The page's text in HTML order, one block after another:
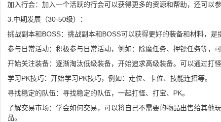
加入行会：加入一个活跃的行会可以获得更多的资源和帮助，还可以
3.中期发展（30-50级）：
挑战副本和BOSS：挑战副本和BOSS可以获得更好的装备和材料，是
参与日常活动：积极参与日常活动，例如：除魔任务、押镖任务等，
开始关注装备：逐渐淘汰低级装备，开始追求高级装备。可以通过打
学习PK技巧：开始学习PK技巧，例如：走位、卡位、技能连招等。
寻找稳定的队伍：寻找稳定的队伍，一起打怪、打宝、PK。
了解交易市场：学会如何交易，可以将自己不需要的物品出售给其他
品。